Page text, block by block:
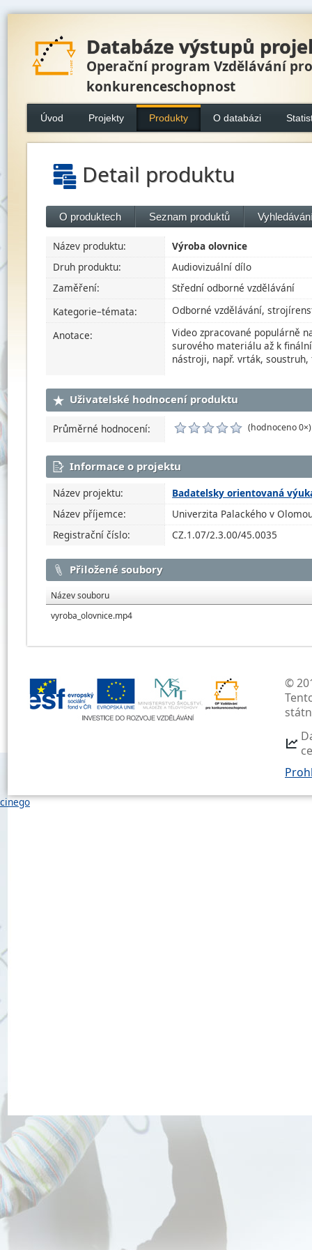
Databáze výstupů
Operační program Vzdělávání pro
konkurenceschopnost
Úvod Projekty Produkty O databázi
Detail produktu
O produktech Seznam produktů
Název produktu:
Výroba olovnice
Druh produktu:
Audiovizuální dílo
Zaměření:
Střední odborné vzdělávání
Kategorie–témata:
Odborné vzdělávání,
Anotace:
Video zpracované populárně
surového materiálu až k
nástroji, např. vrták, soustruh,
Uživatelské hodnocení produktu
Průměrné hodnocení: (hodnoceno 0×)
Informace o projektu
Název projektu:
Badatelsky orientovaná
Název příjemce:
Univerzita Palackého v
Registrační číslo:
CZ.1.07/2.3.00/45.0035
Přiložené soubory
Název souboru
vyroba_olovnice.mp4
©
cinego